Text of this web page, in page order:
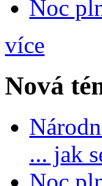
Noc
více
Nová
... jak